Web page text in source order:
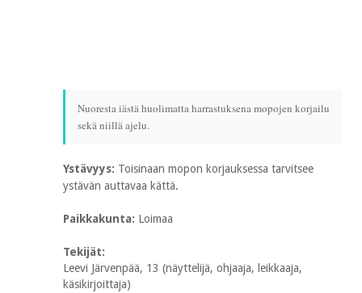
Nuoresta iästä huolimatta harrastuksena mopojen korjailu
sekä niillä ajelu.
Ystävyys: Toisinaan mopon korjauksessa tarvitsee
ystävän auttavaa kättä.
Paikkakunta: Loimaa
Tekijät:
Leevi Järvenpää, 13 (näyttelijä, ohjaaja, leikkaaja,
käsikirjoittaja)